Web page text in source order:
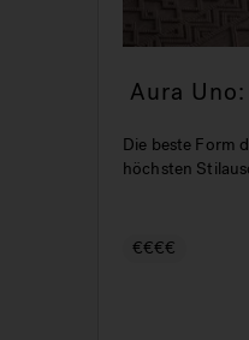
Aura
Die beste Form
höchsten
€€€€